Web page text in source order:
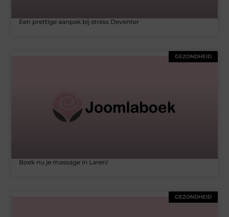
Een prettige aanpak bij stress Deventer
GEZONDHEID
Boek nu je massage in Laren!
GEZONDHEID